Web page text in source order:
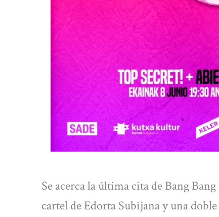
Se acerca la última cita de Bang
cartel de Edorta Subijana y una